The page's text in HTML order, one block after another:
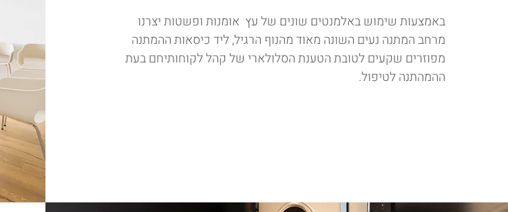
באמצעות שימוש באלמנטים שונים של עץ אומנות ופשטות יצרנו
מרחב המתנה נעים השונה מאוד מהנוף הרגיל, ליד כיסאות ההמתנה
מפוזרים שקעים לטובת הטענת הסלולארי של קהל לקוחותיחם בעת
ההמהתנה לטיפול.